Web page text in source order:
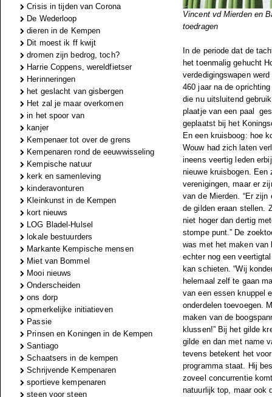
Crisis in tijden van Corona
De Wederloop
dieren in de Kempen
Dit moest ik ff kwijt
dromen zijn bedrog, toch?
Harrie Coppens, wereldfietser
Herinneringen
het geslacht van gisbergen
Het zal je maar overkomen
in het spoor van
kanjer
Kempenaer tot over de grens
Kempenaren rond de eeuwwisseling
Kempische natuur
kerk en samenleving
kinderavonturen
Kleinkunst in de Kempen
kort nieuws
LOG Bladel-Hulsel
lokale bestuurders
Markante Kempische mensen
Miet van Bommel
Mooi nieuws
Onderscheiden
ons dorp
opmerkelijke initiatieven
Passie
Prinsen en Koningen in de Kempen
Santiago
Schaatsers in de kempen
Schrijvende Kempenaren
sportieve kempenaren
steen voor steen
Vincent vd Mierden en
toedragen
In de periode dat de
het toenmalig gehucht
verdedigingswapen
460 jaar na de
die nu uitsluitend
plaatje van een paal
geplaatst bij het
En een kruisboog: hoe
Wouw had zich laten
ineens veertig leden
nieuwe kruisbogen. Een
verenigingen, maar er
van de Mierden. “Er
de gilden eraan stellen.
niet hoger dan dertig
stompe punt.” De
was met het maken van
echter nog een
kan schieten. “Wij
helemaal zelf te gaan
van een essen knuppel
onderdelen toevoegen.
maken van de
klussen!” Bij het gilde
gilde en dan met name
tevens betekent het
programma staat. Hij
zoveel concurrentie
natuurlijk top, maar ook